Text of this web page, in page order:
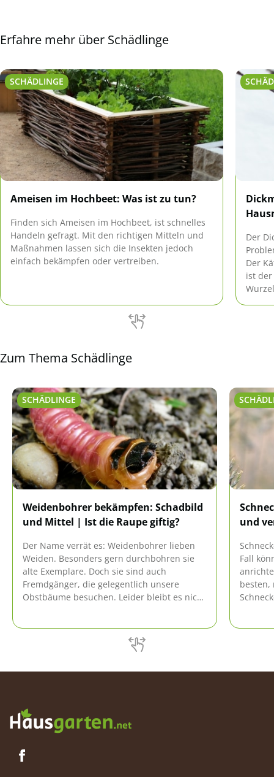
Erfahre mehr über Schädlinge
SCHÄDLINGE
Ameisen im Hochbeet: Was ist zu tun?
Finden sich Ameisen im Hochbeet, ist schnelles
Handeln gefragt. Mit den richtigen Mitteln und
Maßnahmen lassen sich die Insekten jedoch
einfach bekämpfen oder vertreiben.
Der
Der
ist der
Zum Thema Schädlinge
SCHÄDLINGE
Weidenbohrer bekämpfen: Schadbild
und Mittel | Ist die Raupe giftig?
Der Name verrät es: Weidenbohrer lieben
Weiden. Besonders gern durchbohren sie
alte Exemplare. Doch sie sind auch
Fremdgänger, die gelegentlich unsere
Obstbäume besuchen. Leider bleibt es nicht
Raupen fressen riesige Löcher im Stamm.
Das endet traurig, denn der Baum stirbt
kampflos hergeben.
und
Fall
besten,